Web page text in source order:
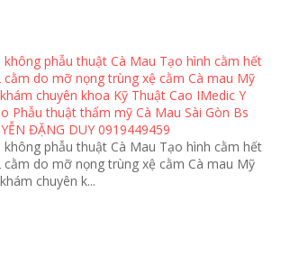
phẫu thuật Cà Mau Tạo hình cằm hết
cằm do mỡ nọng trùng xệ cằm Cà mau Mỹ
chuyên khoa Kỹ Thuật Cao IMedic Y
Phẫu thuật thẩm mỹ Cà Mau Sài Gòn Bs
ĐẶNG DUY 0919449459
phẫu thuật Cà Mau Tạo hình cằm hết
cằm do mỡ nọng trùng xệ cằm Cà mau Mỹ
chuyên k...